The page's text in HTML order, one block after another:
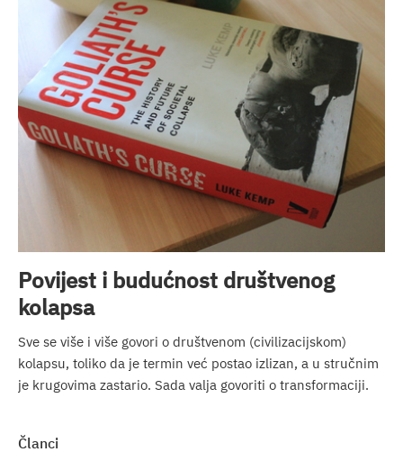
Povijest i budućnost društvenog
kolapsa
Sve se više i više govori o društvenom (civilizacijskom)
kolapsu, toliko da je termin već postao izlizan, a u stručnim
je krugovima zastario. Sada valja govoriti o transformaciji.
članci